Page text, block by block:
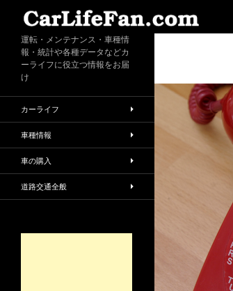
運転・メンテナンス・車種情
報・統計や各種データなどカ
ーライフに役立つ情報をお届
け
カーライフ
車種情報
車の購入
道路交通全般